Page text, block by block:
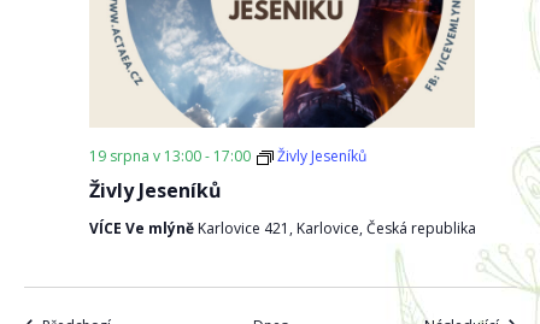
Živly Jeseníků
19 srpna v 13:00- 17:00 Živly Jeseníků
VÍCE Ve mlýně Karlovice 421, Karlovice, Česká republika